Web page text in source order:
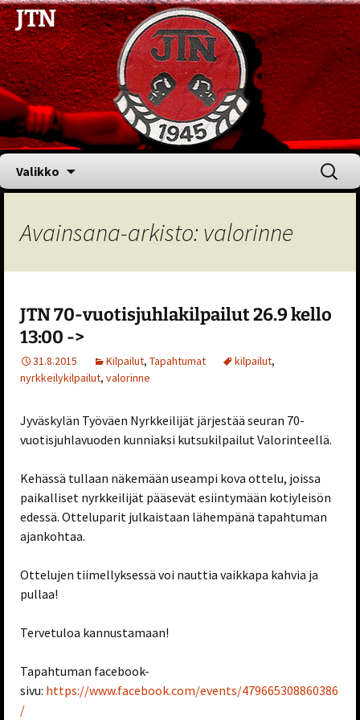
JTN
Valikko Haku:
Avainsana-arkisto: valorinne
JTN 70-vuotisjuhlakilpailut 26.9 kello
13:00 ->
31.8.2015 Kilpailut, Tapahtumat kilpailut,
nyrkkeilykilpailut, valorinne
Jyväskylän Työväen Nyrkkeilijät järjestää seuran 70-
vuotisjuhlavuoden kunniaksi kutsukilpailut Valorinteellä.
Kehässä tullaan näkemään useampi kova ottelu, joissa
paikalliset nyrkkeilijät pääsevät esiintymään kotiyleisön
edessä. Otteluparit julkaistaan lähempänä tapahtuman
ajankohtaa.
Ottelujen tiimellyksessä voi nauttia vaikkapa kahvia ja
pullaa!
Tervetuloa kannustamaan!
Tapahtuman facebook-
sivu: https://www.facebook.com/events/479665308860386
/